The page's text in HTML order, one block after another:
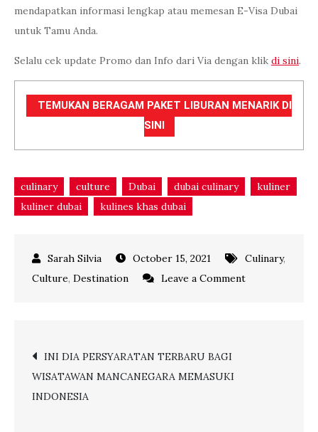
mendapatkan informasi lengkap atau memesan E-Visa Dubai
untuk Tamu Anda.
Selalu cek update Promo dan Info dari Via dengan klik di sini.
TEMUKAN BERAGAM PAKET LIBURAN MENARIK DI
SINI
culinary culture Dubai dubai culinary
kuliner
kuliner dubai
kulines khas dubai
October 15, 2021 Culinary,
Culture, Destination Leave a Commenton
Post
navigation
INI DIA PERSYARATAN TERBARU BAGI
WISATAWAN MANCANEGARA MEMASUKI
INDONESIA